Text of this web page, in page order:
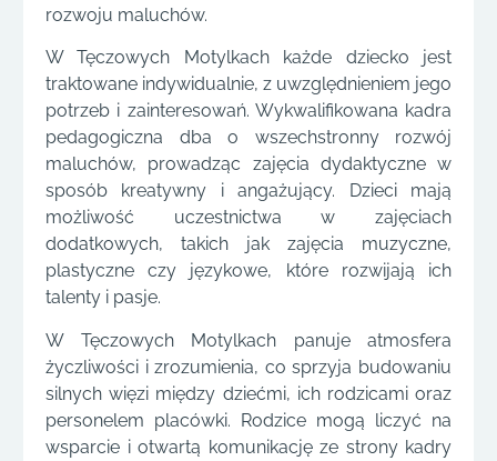
rozwoju maluchów.
W Tęczowych Motylkach każde dziecko jest
traktowane indywidualnie, z uwzględnieniem jego
potrzeb i zainteresowań. Wykwalifikowana kadra
pedagogiczna dba o wszechstronny rozwój
maluchów, prowadząc zajęcia dydaktyczne w
sposób kreatywny i angażujący. Dzieci mają
możliwość uczestnictwa w zajęciach
dodatkowych, takich jak zajęcia muzyczne,
plastyczne czy językowe, które rozwijają ich
talenty i pasje.
W Tęczowych Motylkach panuje atmosfera
życzliwości i zrozumienia, co sprzyja budowaniu
silnych więzi między dziećmi, ich rodzicami oraz
personelem placówki. Rodzice mogą liczyć na
wsparcie i otwartą komunikację ze strony kadry